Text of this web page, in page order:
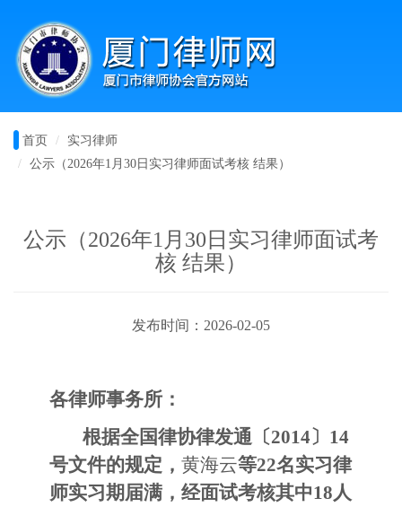
首页
实习律师
公示（2026年1月30日实习律师面试考核 结果）
公示（2026年1月30日实习律师面试考
核 结果）
发布时间：2026-02-05
各律师事务所：
根据全国律协律发通〔2014〕14
号文件的规定， 黄海云等22名实习律
师实习期届满，经面试考核其中18人